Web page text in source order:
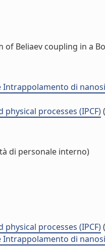
of Beliaev coupling in a
di
processes (IPCF)
di personale interno)
processes (IPCF)
di